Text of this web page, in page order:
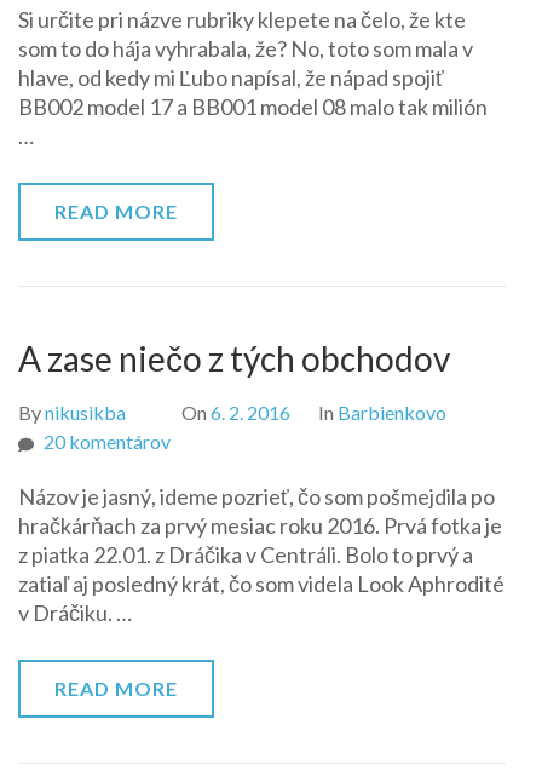
karty
osudu
Si určite pri názve rubriky klepete na čelo, že kte
som to do hája vyhrabala, že? No, toto som mala v
hlave, od kedy mi Ľubo napísal, že nápad spojiť
BB002 model 17 a BB001 model 08 malo tak milión
…
READ MORE
A zase niečo z tých obchodov
Bynikusikba On 6. 2. 2016 In Barbienkovo
20 komentárovna
zase
niečo
z
tých
Názov je jasný, ideme pozrieť, čo som pošmejdila po
hračkárňach za prvý mesiac roku 2016. Prvá fotka je
z piatka 22.01. z Dráčika v Centráli. Bolo to prvý a
zatiaľ aj posledný krát, čo som videla Look Aphrodité
v Dráčiku. …
READ MORE